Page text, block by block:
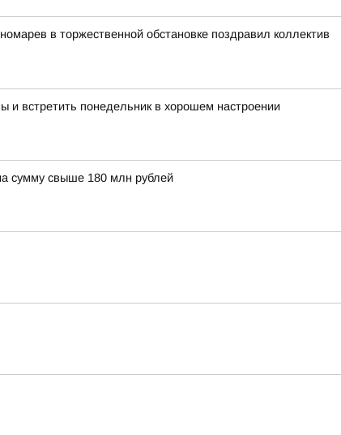
в торжественной обстановке поздравил коллектив
встретить понедельник в хорошем настроении
сумму свыше 180 млн рублей